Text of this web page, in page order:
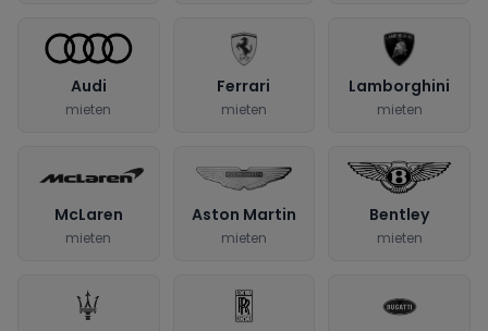
Audi
mieten
Ferrari
mieten
Lamborghini
mieten
McLaren
mieten
Aston Martin
mieten
Bentley
mieten